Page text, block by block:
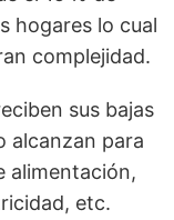
hogares lo cual
complejidad.
sus bajas
alcanzan para
alimentación,
etc.